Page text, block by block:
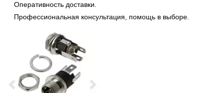
Previous Next
Оперативность доставки.
Профессиональная консультация, помощь в выборе.